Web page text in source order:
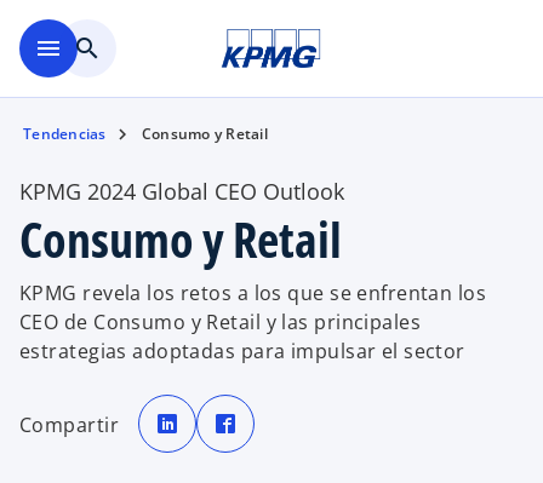
menu search
Tendencias Consumo y Retail
KPMG 2024 Global CEO Outlook
Consumo y Retail
KPMG revela los retos a los que se enfrentan los
CEO de Consumo y Retail y las principales
estrategias adoptadas para impulsar el sector
Compartir e
a
b
e
a